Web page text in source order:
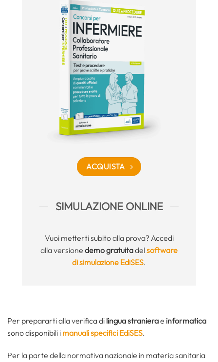
ACQUISTA
SIMULAZIONE ONLINE
Vuoi metterti subito alla prova? Accedi
alla versione demo gratuitadelsoftware
di simulazione EdiSES.
Per prepararti alla verifica di lingua stranierae informatica
sono disponibili i manuali specifici EdiSES.
Per la parte della normativa nazionale in materia sanitaria